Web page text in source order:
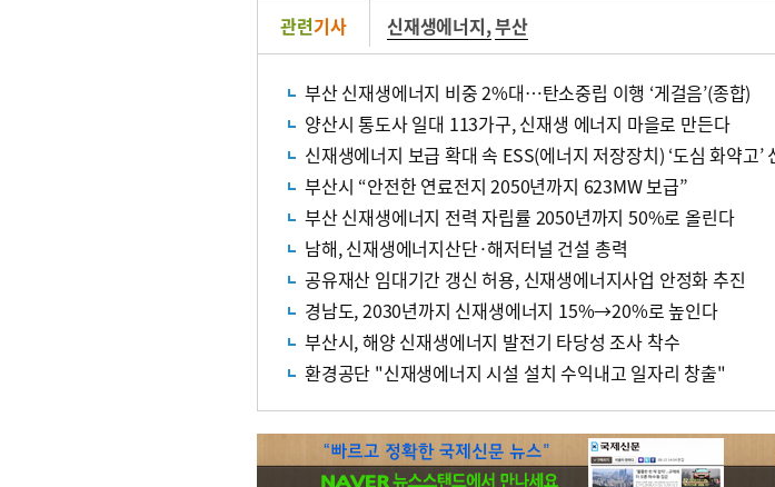
관련기사 신재생에너지,부산
부산 신재생에너지 비중 2%대…탄소중립 이행 ‘게걸음’(종합)
양산시 통도사 일대 113가구, 신재생 에너지 마을로 만든다
신재생에너지 보급 확대 속 ESS(에너지 저장장치) ‘도심 화약고’
부산시 “안전한 연료전지 2050년까지 623MW 보급”
부산 신재생에너지 전력 자립률 2050년까지 50%로 올린다
남해, 신재생에너지산단·해저터널 건설 총력
공유재산 임대기간 갱신 허용, 신재생에너지사업 안정화 추진
경남도, 2030년까지 신재생에너지 15%→20%로 높인다
부산시, 해양 신재생에너지 발전기 타당성 조사 착수
환경공단 "신재생에너지 시설 설치 수익내고 일자리 창출"